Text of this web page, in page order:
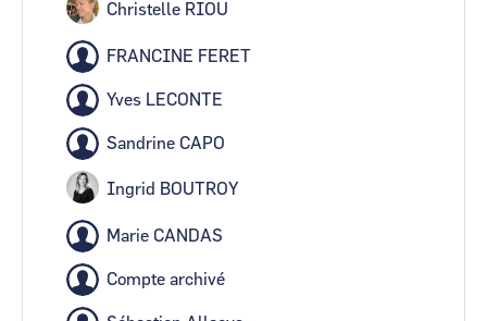
Christelle RIOU
FRANCINE FERET
Yves LECONTE
Sandrine CAPO
Ingrid BOUTROY
Marie CANDAS
Compte archivé